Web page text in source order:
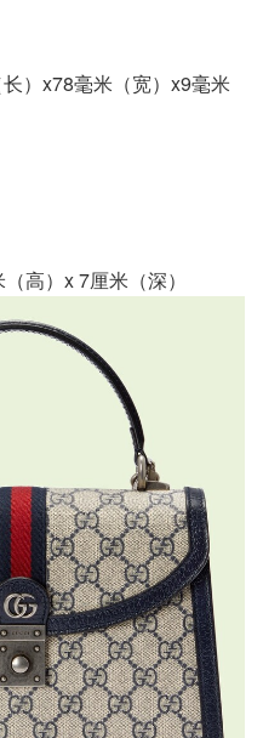
）x78毫米（宽）x9毫米
高）x 7厘米（深）